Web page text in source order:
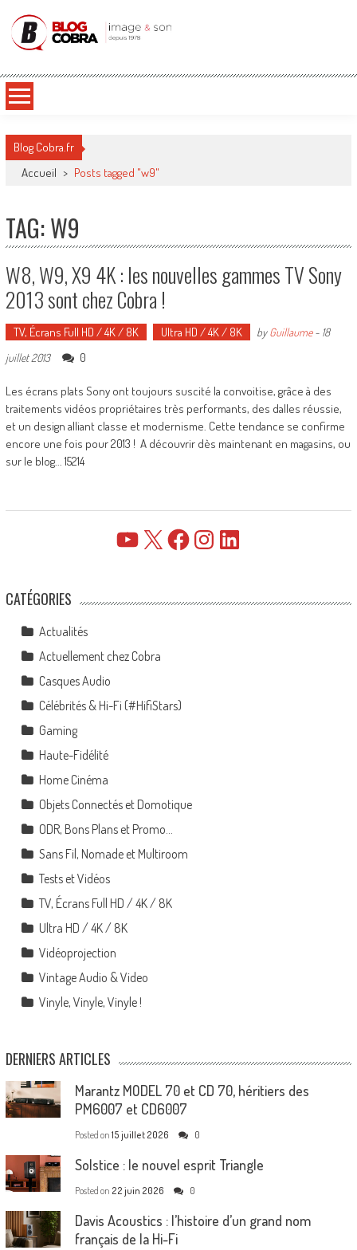
Blog Cobra
Blog Cobra.fr
Accueil > Posts tagged "w9"
TAG: W9
W8, W9, X9 4K : les nouvelles gammes TV Sony
2013 sont chez Cobra !
TV, Écrans Full HD / 4K / 8K Ultra HD / 4K / 8K byGuillaume- 18
juillet 2013
0
Les écrans plats Sony ont toujours suscité la convoitise, grâce à des
traitements vidéos propriétaires très performants, des dalles réussie,
et un design alliant classe et modernisme. Cette tendance se confirme
encore une fois pour 2013 ! A découvrir dès maintenant en magasins, ou
sur le blog... 15214
YouTube FacebookInstagramLinkedIn
CATÉGORIES
Actualités
Actuellement chez Cobra
Casques Audio
Célébrités & Hi-Fi (#HifiStars)
Gaming
Haute-Fidélité
Home Cinéma
Objets Connectés et Domotique
ODR, Bons Plans et Promo…
Sans Fil, Nomade et Multiroom
Tests et Vidéos
TV, Écrans Full HD / 4K / 8K
Ultra HD / 4K / 8K
Vidéoprojection
Vintage Audio & Video
Vinyle, Vinyle, Vinyle !
DERNIERS ARTICLES
Marantz MODEL 70 et CD 70, héritiers des
PM6007 et CD6007
Posted on 15 juillet 2026 0
Solstice : le nouvel esprit Triangle
Posted on 22 juin 2026 0
Davis Acoustics : l’histoire d’un grand nom
français de la Hi-Fi